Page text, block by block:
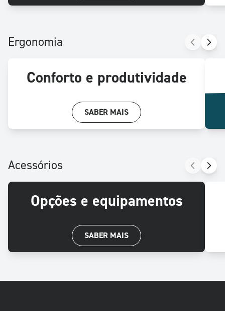
Ergonomia
Conforto e produtividade
SABER MAIS
Acessórios
Opções e equipamentos
SABER MAIS